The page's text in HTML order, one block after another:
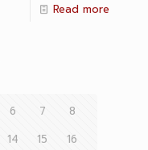
Read more
6 7
8
14 15
16